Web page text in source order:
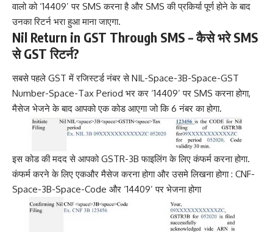
वालो को ‘14409’ पर SMS करना है और SMS की प्रकिर्या पूर्ण होने के बाद
उनका रिटर्न भरा हुआ माना जाएगा.
Nil Return in GST Through SMS – कैसे भरे SMS
से GST रिटर्न?
सबसे पहले GST में रजिस्टर्ड नंबर से NIL-Space-3B-Space-GST
Number-Space-Tax Period भर कर ‘14409’ पर SMS करना होगा,
मैसेज भेजने के बाद आपको एक कोड आएगा जो कि 6 नंबर का होगा.
इस कोड की मदद से आपको GSTR-3B फाइलिंग के लिए कंफर्म करना होगा.
कंफर्म करने के लिए एकऔर मैसेज करना होगा और उसमे लिखना होगा : CNF-
Space-3B-Space-Code और ‘14409’ पर भेजना होगा